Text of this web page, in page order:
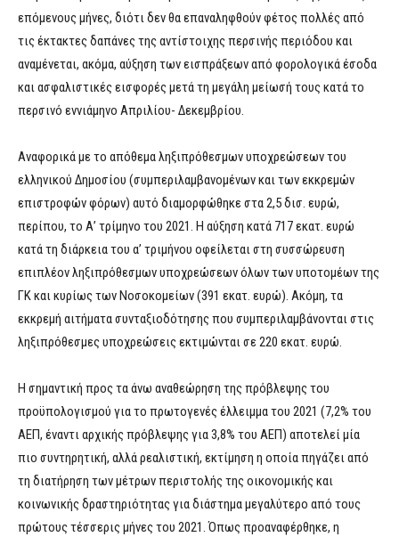
επόμενους μήνες, διότι δεν θα επαναληφθούν φέτος πολλές από
τις έκτακτες δαπάνες της αντίστοιχης περσινής περιόδου και
αναμένεται, ακόμα, αύξηση των εισπράξεων από φορολογικά έσοδα
και ασφαλιστικές εισφορές μετά τη μεγάλη μείωσή τους κατά το
περσινό εννιάμηνο Απριλίου- Δεκεμβρίου.
Αναφορικά με το απόθεμα ληξιπρόθεσμων υποχρεώσεων του
ελληνικού Δημοσίου (συμπεριλαμβανομένων και των εκκρεμών
επιστροφών φόρων) αυτό διαμορφώθηκε στα 2,5 δισ. ευρώ,
περίπου, το Α’ τρίμηνο του 2021. Η αύξηση κατά 717 εκατ. ευρώ
κατά τη διάρκεια του α’ τριμήνου οφείλεται στη συσσώρευση
επιπλέον ληξιπρόθεσμων υποχρεώσεων όλων των υποτομέων της
ΓΚ και κυρίως των Νοσοκομείων (391 εκατ. ευρώ). Ακόμη, τα
εκκρεμή αιτήματα συνταξιοδότησης που συμπεριλαμβάνονται στις
ληξιπρόθεσμες υποχρεώσεις εκτιμώνται σε 220 εκατ. ευρώ.
Η σημαντική προς τα άνω αναθεώρηση της πρόβλεψης του
προϋπολογισμού για το πρωτογενές έλλειμμα του 2021 (7,2% του
ΑΕΠ, έναντι αρχικής πρόβλεψης για 3,8% του ΑΕΠ) αποτελεί μία
πιο συντηρητική, αλλά ρεαλιστική, εκτίμηση η οποία πηγάζει από
τη διατήρηση των μέτρων περιστολής της οικονομικής και
κοινωνικής δραστηριότητας για διάστημα μεγαλύτερο από τους
πρώτους τέσσερις μήνες του 2021. Όπως προαναφέρθηκε, η